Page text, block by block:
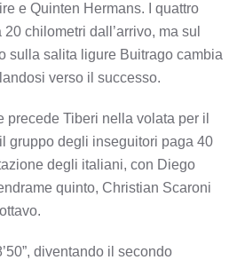
e Quinten Hermans. I quattro
chilometri dall’arrivo, ma sul
sulla salita ligure Buitrago cambia
verso il successo.
Tiberi nella volata per il
gruppo degli inseguitori paga 40
degli italiani, con Diego
quinto, Christian Scaroni
diventando il secondo